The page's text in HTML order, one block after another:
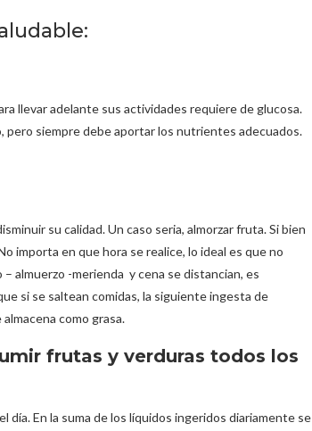
llevar adelante sus actividades requiere de glucosa.
pero siempre debe aportar los nutrientes adecuados.
su calidad. Un caso seria, almorzar fruta. Si bien
importa en que hora se realice, lo ideal es que no
almuerzo -merienda y cena se distancian, es
si se saltean comidas, la siguiente ingesta de
como grasa.
frutas y verduras todos los
En la suma de los líquidos ingeridos diariamente se